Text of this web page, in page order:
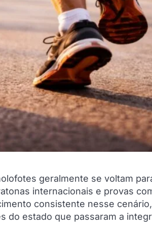
geralmente se voltam
internacionais e provas
consistente nesse
do estado que passaram a